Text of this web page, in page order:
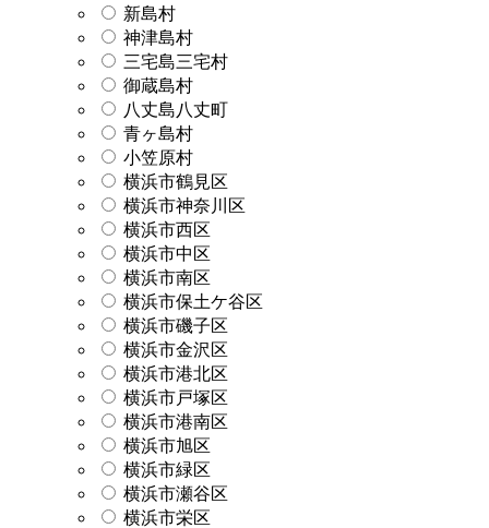
新島村
神津島村
三宅島三宅村
御蔵島村
八丈島八丈町
青ヶ島村
小笠原村
横浜市鶴見区
横浜市神奈川区
横浜市西区
横浜市中区
横浜市南区
横浜市保土ケ谷区
横浜市磯子区
横浜市金沢区
横浜市港北区
横浜市戸塚区
横浜市港南区
横浜市旭区
横浜市緑区
横浜市瀬谷区
横浜市栄区